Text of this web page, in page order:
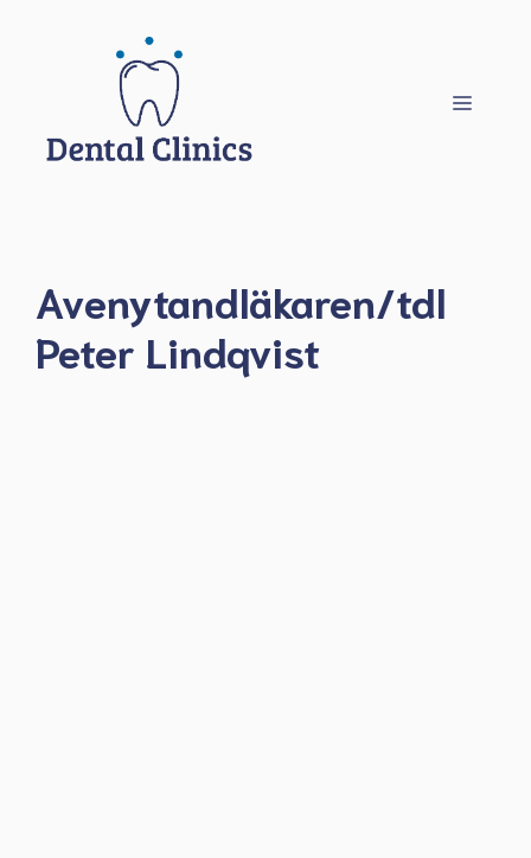
Meny
Avenytandläkaren/tdl
Peter Lindqvist